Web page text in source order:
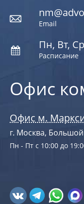
Офис
Офис м.
г. Москва,
Пн - Пт с 10:00 до
Email
Пн, Вт,
Расписание